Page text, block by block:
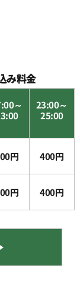
み料金
～
23:00～
25:00
円 400円
円 400円